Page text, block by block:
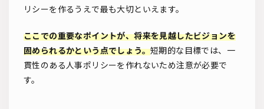
リシーを作るうえで最も大切といえます。
ここでの重要なポイントが、将来を見越したビジョンを
固められるかという点でしょう。短期的な目標では、一
貫性のある人事ポリシーを作れないため注意が必要で
す。